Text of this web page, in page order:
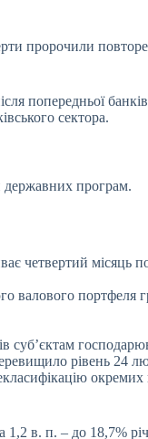
пророчили
попередньої
сектора.
державних програм.
четвертий місяць
портфеля
суб’єктам
рівень 24
1,2 в. п. – до 18,7%